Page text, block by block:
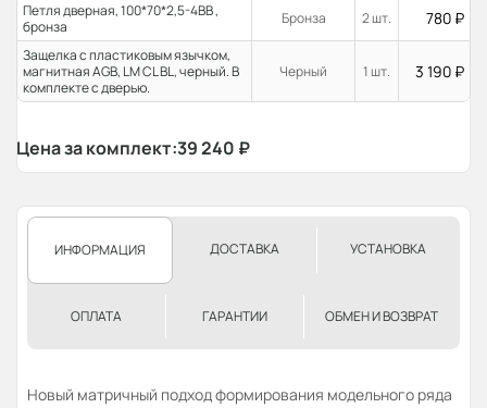
Петля дверная, 100*70*2,5-4ВВ ,
бронза
Бронза 2 шт. 780 ₽
Защелка с пластиковым язычком,
магнитная AGB, LM CL BL, черный. В
комплекте с дверью.
Черный 1 шт. 3 190 ₽
Цена за комплект:39 240 ₽
ИНФОРМАЦИЯ ДОСТАВКА УСТАНОВКА
ОПЛАТА ГАРАНТИИ ОБМЕН И ВОЗВРАТ
Новый матричный подход формирования модельного ряда